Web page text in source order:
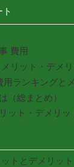
費用
リット・デメリ
ランキングと
（総まとめ）
ット・デメリッ
トとデメリット